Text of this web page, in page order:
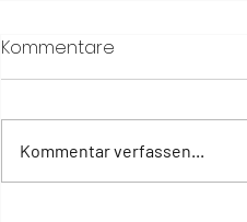
Kommentare
Kommentar verfassen...